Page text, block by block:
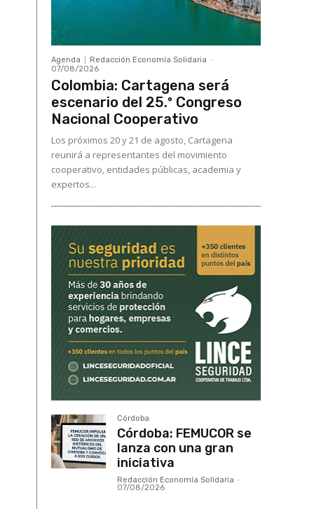
Agenda Redacción Economía Solidaria -
07/08/2026
Colombia: Cartagena será
escenario del 25.º Congreso
Nacional Cooperativo
Los próximos 20 y 21 de agosto, Cartagena
reunirá a representantes del movimiento
cooperativo, entidades públicas, academia y
expertos...
Córdoba
Córdoba: FEMUCOR se
lanza con una gran
iniciativa
Redacción Economía Solidaria -
07/08/2026